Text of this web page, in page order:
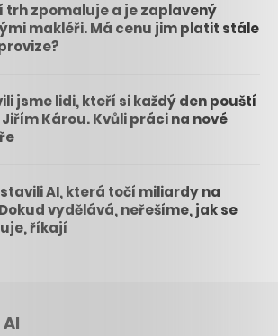
trh zpomaluje a je zaplavený
makléři. Má cenu jim platit stále
jsme lidi, kteří si každý den pouští
Károu. Kvůli práci na nové
AI, která točí miliardy na
vydělává, neřešíme, jak se
říkají
AI